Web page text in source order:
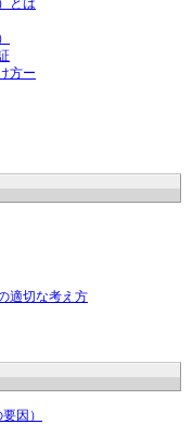
とは
方ー
適切な考え方
因）